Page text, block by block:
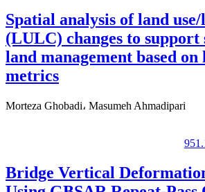
Spatial analysis of land
(LULC) changes to support
land management based on
metrics
Morteza Ghobadi، Masumeh Ahmadipari
Bridge Vertical